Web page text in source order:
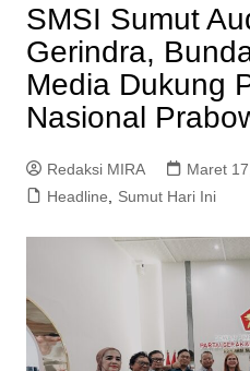
SMSI Sumut
Gerindra,
Media Dukung
Nasional
Redaksi MIRA Maret
Headline
Sumut Hari Ini